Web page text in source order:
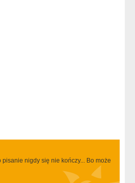
nigdy się nie kończy... Bo może